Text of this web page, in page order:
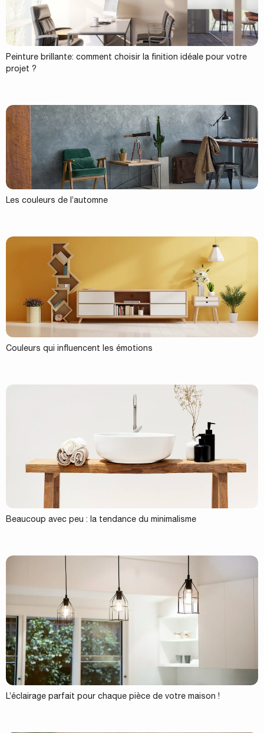
Peinture brillante: comment choisir la finition idéale pour votre
projet ?
Les couleurs de l’automne
Couleurs qui influencent les émotions
Beaucoup avec peu : la tendance du minimalisme
L’éclairage parfait pour chaque pièce de votre maison !